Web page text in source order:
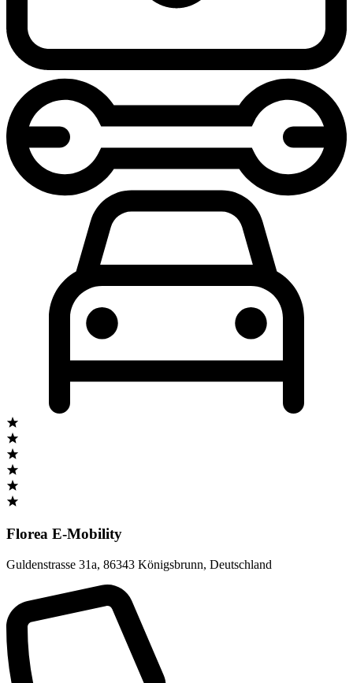
Florea E-Mobility
Guldenstrasse 31a, 86343 Königsbrunn, Deutschland